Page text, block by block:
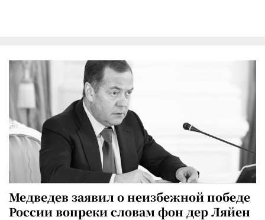
Медведев заявил о неизбежной победе
России вопреки словам фон дер Ляйен